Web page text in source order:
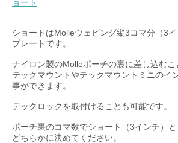
ョート
ショートはMolleウェビング縦3コマ分（3
プレートです。
ナイロン製のMolleポーチの裏に差し込むこ
テックマウントやテックマウントミニのイ
事ができます。
テックロックを取付けることも可能です。
ポーチ裏のコマ数でショート（3インチ）
どちらかに決めてください。